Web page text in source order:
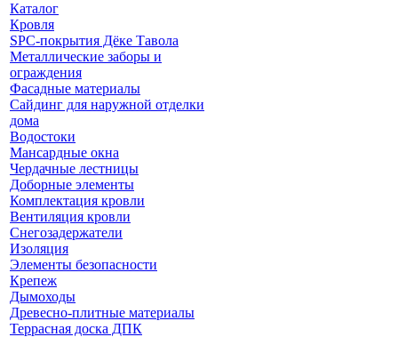
Каталог
Кровля
SPC-покрытия Дёке Тавола
Металлические заборы и
ограждения
Фасадные материалы
Сайдинг для наружной отделки
дома
Водостоки
Мансардные окна
Чердачные лестницы
Доборные элементы
Комплектация кровли
Вентиляция кровли
Снегозадержатели
Изоляция
Элементы безопасности
Крепеж
Дымоходы
Древесно-плитные материалы
Террасная доска ДПК